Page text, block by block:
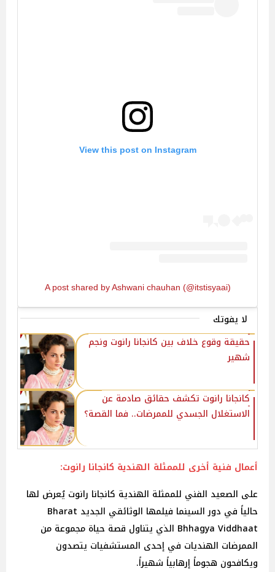
View this post on Instagram
A post shared by Ashwani chauhan (@itstisyaai)
لا يفوتك
حقيقة وقوع خلاف بين كانجانا رانوت ونجم
شهير
كانجانا رانوت تكشف حقائق صادمة عن
الاستغلال الجسدي للممرضات.. فما القصة؟
أعمال فنية أخرى للممثلة الهندية كانجانا رانوت:
على الصعيد الفني للممثلة الهندية كانجانا رانوت يُعرض لها
حالياً في دور السينما فيلمها الوثائقي الجديد Bharat
Bhhagya Viddhaat الذي يتناول قصة حياة مجموعة من
الممرضات الهنديات في إحدى المستشفيات يتصدون
ويكافحون هجوماً إرهابياً شهيراً.